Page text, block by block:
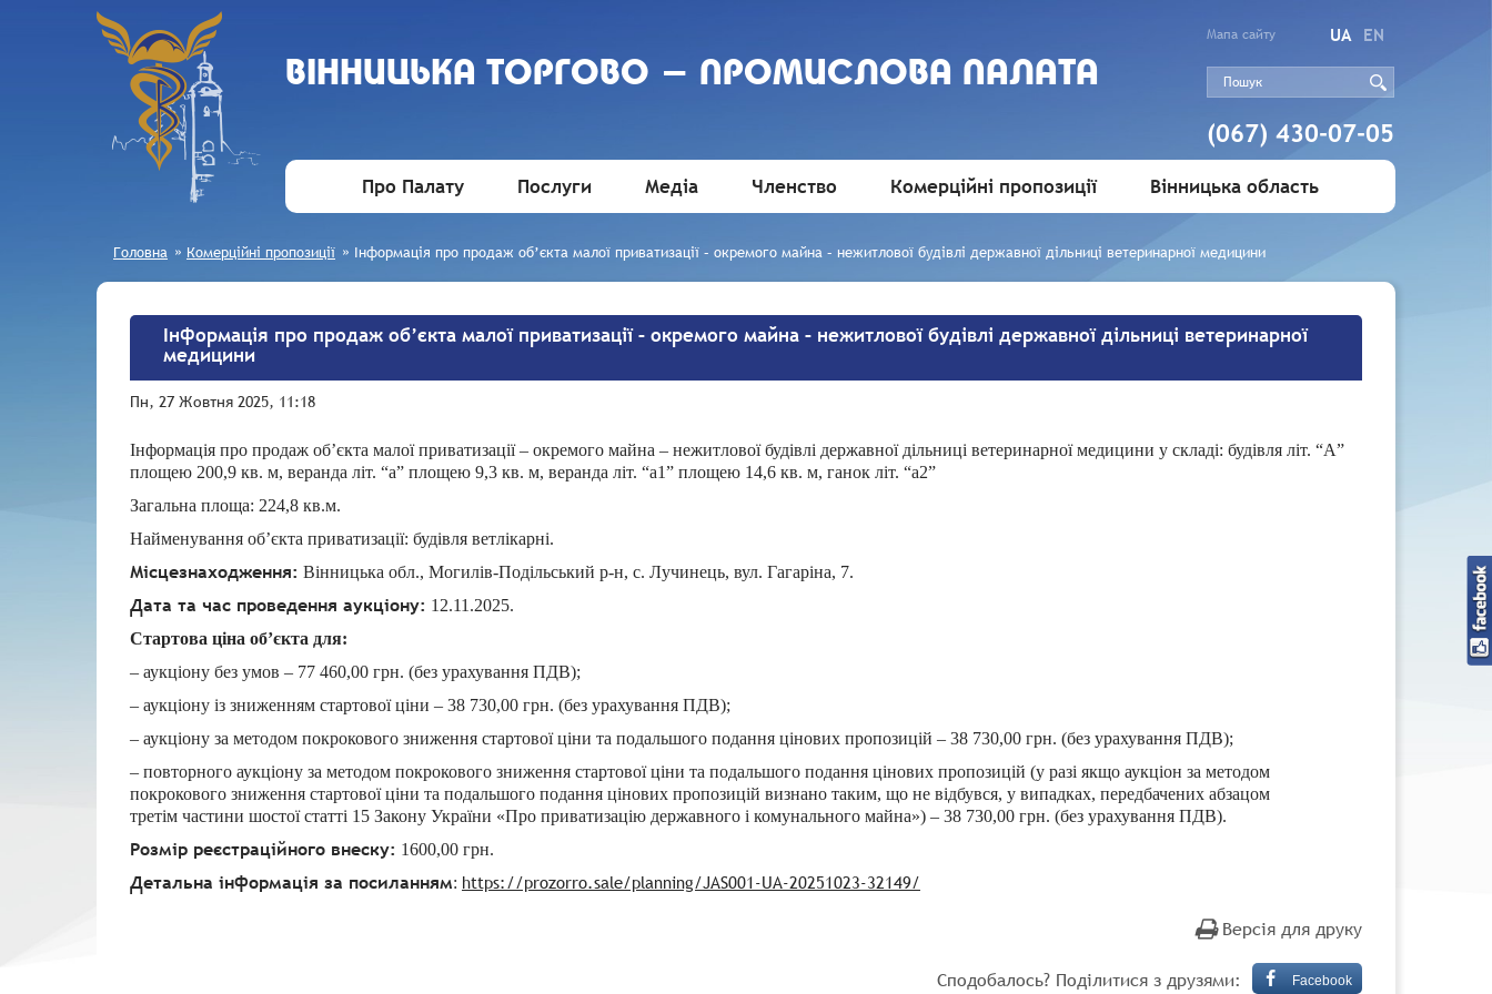
ВIННИЦЬКА ТОРГОВО - ПРОМИСЛОВА ПАЛАТА
Мапа сайту UA EN
(067) 430-07-05
Про Палату Послуги Медіа Членство Комерційні пропозиції Вінницька область
Головна » Комерційні пропозиції » Інформація про продаж об’єкта малої приватизації – окремого майна – нежитлової будівлі державної дільниці ветеринарної медицини
Інформація про продаж об’єкта малої приватизації – окремого майна – нежитлової будівлі державної дільниці ветеринарної
медицини
Пн, 27 Жовтня 2025, 11:18
Інформація про продаж об’єкта малої приватизації – окремого майна – нежитлової будівлі державної дільниці ветеринарної медицини у складі: будівля літ. “А”
площею 200,9 кв. м, веранда літ. “а” площею 9,3 кв. м, веранда літ. “а1” площею 14,6 кв. м, ганок літ. “а2”
Загальна площа: 224,8 кв.м.
Найменування об’єкта приватизації: будівля ветлікарні.
Місцезнаходження: Вінницька обл., Могилів-Подільський р-н, с. Лучинець, вул. Гагаріна, 7.
Дата та час проведення аукціону: 12.11.2025.
Стартова ціна об’єкта для:
– аукціону без умов – 77 460,00 грн. (без урахування ПДВ);
– аукціону із зниженням стартової ціни – 38 730,00 грн. (без урахування ПДВ);
– аукціону за методом покрокового зниження стартової ціни та подальшого подання цінових пропозицій – 38 730,00 грн. (без урахування ПДВ);
– повторного аукціону за методом покрокового зниження стартової ціни та подальшого подання цінових пропозицій (у разі якщо аукціон за методом
покрокового зниження стартової ціни та подальшого подання цінових пропозицій визнано таким, що не відбувся, у випадках, передбачених абзацом
третім частини шостої статті 15 Закону України «Про приватизацію державного і комунального майна») – 38 730,00 грн. (без урахування ПДВ).
Розмір реєстраційного внеску: 1600,00 грн.
Детальна інформація за посиланням: https://prozorro.sale/planning/JAS001-UA-20251023-32149/
Версія для друку
Сподобалось? Поділитися з друзями: Facebook